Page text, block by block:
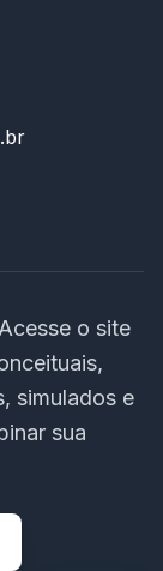
o site
simulados e
sua